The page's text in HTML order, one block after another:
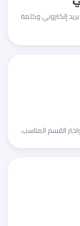
إلكتروني وكلمة
القسم المناسب.